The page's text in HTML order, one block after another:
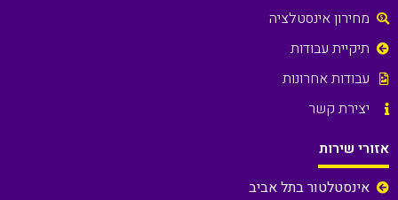
מחירון אינסטלציה
תיקיית עבודות
עבודות אחרונות
יצירת קשר
אזורי שירות
אינסטלטור בתל אביב